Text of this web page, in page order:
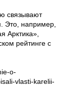
связывают
Это, например,
Арктика»,
рейтинге с
o-
vlasti-karelii-